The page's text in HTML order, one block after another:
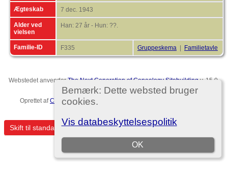
Bemærk: Dette websted bruger
cookies.
Vis databeskyttelsespolitik
OK
Ægteskab 7 dec. 1943
Alder ved
vielsen
Han: 27 år - Hun: ??.
Familie-ID F335 Gruppeskema Familietavle
Webstedet anvenderThe Next Generation of Genealogy Sitebuildingv. 15.0,
forfattet af Darrin Lythgoe © 2001-2026.
Oprettet afChristian Ditlev Reventlow
Skift til standardvisning